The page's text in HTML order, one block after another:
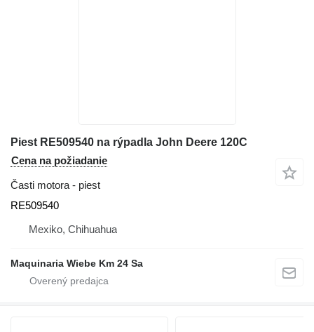
Piest RE509540 na rýpadla John Deere 120C
Cena na požiadanie
Časti motora - piest
RE509540
Mexiko, Chihuahua
Maquinaria Wiebe Km 24 Sa